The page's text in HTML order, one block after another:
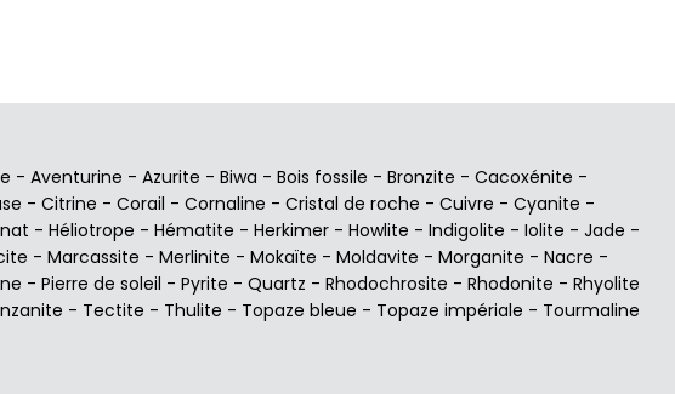
- Aventurine - Azurite - Biwa - Bois fossile - Bronzite - Cacoxénite -
- Citrine - Corail - Cornaline - Cristal de roche - Cuivre - Cyanite -
- Héliotrope - Hématite - Herkimer - Howlite - Indigolite - Iolite - Jade -
- Marcassite - Merlinite - Mokaïte - Moldavite - Morganite - Nacre -
- Pierre de soleil - Pyrite - Quartz - Rhodochrosite - Rhodonite - Rhyolite
- Tectite - Thulite - Topaze bleue - Topaze impériale - Tourmaline